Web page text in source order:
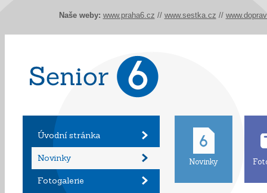
Úvodní stránka
Novinky
Fotogalerie
Novinky
Naše weby: www.praha6.cz // www.sestka.cz //